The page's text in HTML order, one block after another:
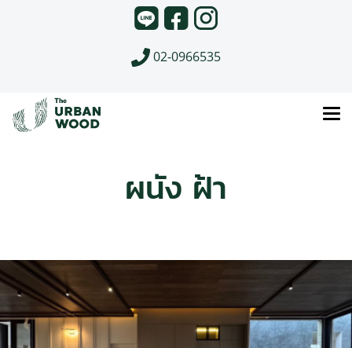
02-0966535
ผนัง ฝ้า